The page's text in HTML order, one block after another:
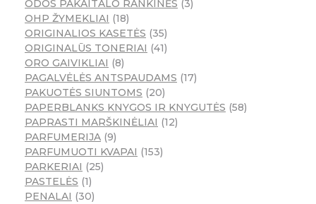
ODOS PAKAITALO RANKINĖS 3
OHP ŽYMEKLIAI
18
ORIGINALIOS KASETĖS 35
ORIGINALŪS TONERIAI
41
ORO GAIVIKLIAI
8
PAGALVĖLĖS ANTSPAUDAMS 17
PAKUOTĖS SIUNTOMS
20
PAPERBLANKS KNYGOS IR KNYGUTĖS 58
PAPRASTI MARŠKINĖLIAI
12
PARFUMERIJA 9
PARFUMUOTI KVAPAI
153
PARKERIAI
25
PASTELĖS 1
PENALAI
30